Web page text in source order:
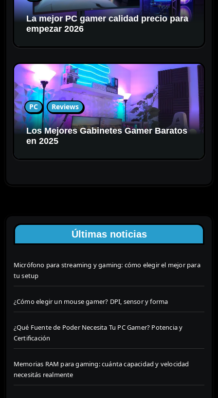
La mejor PC gamer calidad precio para
empezar 2026
PC Reviews
Los Mejores Gabinetes Gamer Baratos
en 2025
Últimas noticias
Micrófono para streaming y gaming: cómo elegir el mejor para
tu setup
¿Cómo elegir un mouse gamer? DPI, sensor y forma
¿Qué Fuente de Poder Necesita Tu PC Gamer? Potencia y
Certificación
Memorias RAM para gaming: cuánta capacidad y velocidad
necesitás realmente